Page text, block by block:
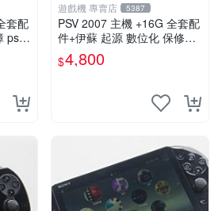
套配
遊戲機 專賣店 5387
PSV 2007 主機 +16G 全套配
件+伊蘇 起源 數位化 保修一
年 品質有保障
$4,800